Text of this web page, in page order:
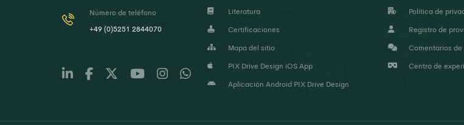
Número de teléfono
+49 (0)5251 2844070
Literatura
Certificaciones
Mapa del sitio
PIX Drive Design iOS App
Aplicación Android PIX Drive Design
Política de
Registro de
Comentarios
Centro de